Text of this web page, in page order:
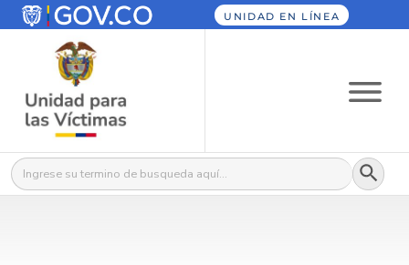
UNIDAD EN LÍNEA
Buscar: Botón